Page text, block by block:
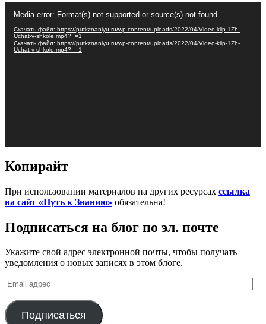
Media error: Format(s) not supported or source(s) not found
Скачать файл: https://putkznaniyu.ru/wp-content/uploads/2022/04/Video-klip-1Zh-
Uchat-v-shkole.mp4?_=1
Скачать файл: https://putkznaniyu.ru/wp-content/uploads/2022/04/Video-klip-1Zh-
Uchat-v-shkole.mp4?_=1
Копирайт
При использовании материалов на других ресурсах ссылка
на сайт «Путь к Знанию» обязательна!
Подписаться на блог по эл. почте
Укажите свой адрес электронной почты, чтобы получать
уведомления о новых записях в этом блоге.
Email
адрес
Подписаться